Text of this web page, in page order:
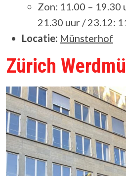
Zon: 11.00 – 19.30
21.30 uur / 23.12:
Locatie: Münsterhof
Zürich